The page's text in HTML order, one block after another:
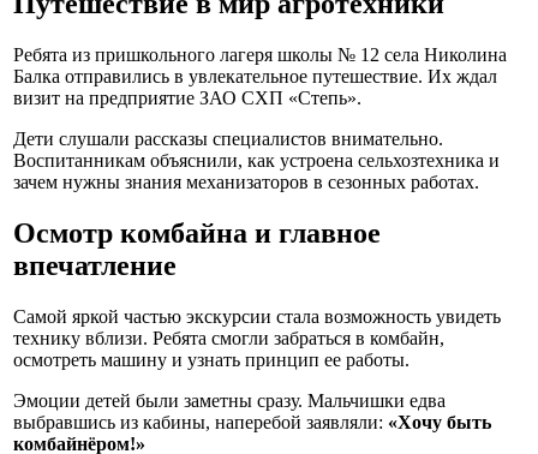
Ребята из пришкольного лагеря школы № 12 села Николина
Балка отправились в увлекательное путешествие. Их ждал
визит на предприятие ЗАО СХП «Степь».
Дети слушали рассказы специалистов внимательно.
Воспитанникам объяснили, как устроена сельхозтехника и
зачем нужны знания механизаторов в сезонных работах.
Осмотр комбайна и главное
впечатление
Самой яркой частью экскурсии стала возможность увидеть
технику вблизи. Ребята смогли забраться в комбайн,
осмотреть машину и узнать принцип ее работы.
Эмоции детей были заметны сразу. Мальчишки едва
выбравшись из кабины, наперебой заявляли: «Хочу быть
комбайнёром!»